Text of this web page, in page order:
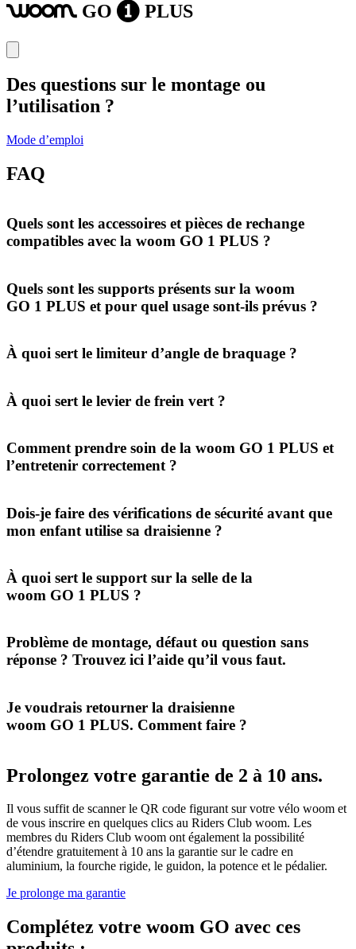
woom GO 1 PLUS
Des questions sur le montage ou
l’utilisation ?
Mode d’emploi
FAQ
Quels sont les accessoires et pièces de rechange
compatibles avec la woom GO 1 PLUS ?
Quels sont les supports présents sur la woom
GO 1 PLUS et pour quel usage sont-ils prévus ?
À quoi sert le limiteur d’angle de braquage ?
À quoi sert le levier de frein vert ?
Comment prendre soin de la woom GO 1 PLUS et
l’entretenir correctement ?
Dois-je faire des vérifications de sécurité avant que
mon enfant utilise sa draisienne ?
À quoi sert le support sur la selle de la
woom GO 1 PLUS ?
Problème de montage, défaut ou question sans
réponse ? Trouvez ici l’aide qu’il vous faut.
Je voudrais retourner la draisienne
woom GO 1 PLUS. Comment faire ?
Prolongez votre garantie de 2 à 10 ans.
Il vous suffit de scanner le QR code figurant sur votre vélo woom et
de vous inscrire en quelques clics au Riders Club woom. Les
membres du Riders Club woom ont également la possibilité
d’étendre gratuitement à 10 ans la garantie sur le cadre en
aluminium, la fourche rigide, le guidon, la potence et le pédalier.
Je prolonge ma garantie
Complétez votre woom GO avec ces